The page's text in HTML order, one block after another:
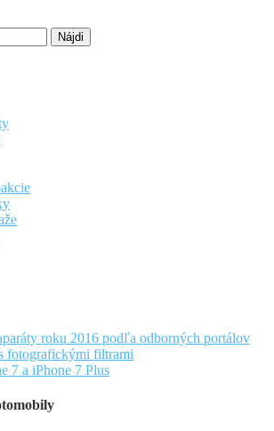
roku 2016 podľa odborných portálov
fotografickými filtrami
7 a iPhone 7 Plus